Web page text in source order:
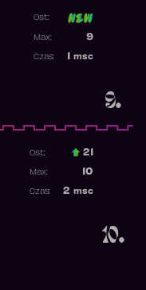
9.
Ost:
9
Max:
msc
Czas:
10.
Ost.: 21
10
Max:
2 msc
Czas: